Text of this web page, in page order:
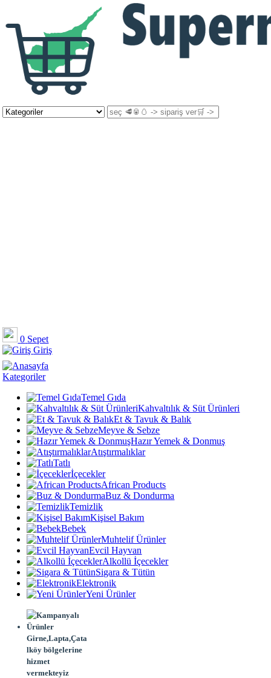
0 Sepet
Giriş
Kategoriler
Temel Gıda
Kahvaltılık & Süt Ürünleri
Et & Tavuk & Balık
Meyve & Sebze
Hazır Yemek & Donmuş
Atıştırmalıklar
Tatlı
İçecekler
African Products
Buz & Dondurma
Temizlik
Kişisel Bakım
Bebek
Muhtelif Ürünler
Evcil Hayvan
Alkollü İçecekler
Sigara & Tütün
Elektronik
Yeni Ürünler
Girne,Lapta,Çata
lköy bölgelerine
hizmet
vermekteyiz